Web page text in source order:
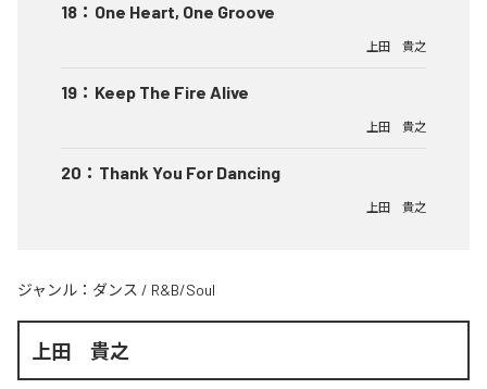
18 ： One Heart, One Groove
上田 貴之
19 ： Keep The Fire Alive
上田 貴之
20 ： Thank You For Dancing
上田 貴之
ジャンル： ダンス / R&B/Soul
上田 貴之